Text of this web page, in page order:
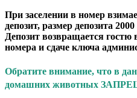
При заселении в номер
депозит, размер депозита
Депозит возвращается
номера и сдаче ключа
Обратите внимание, что в
домашних животных